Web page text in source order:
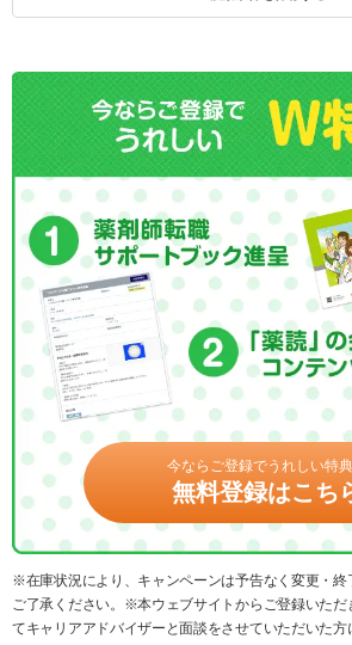
今ならご登録でうれしい特典
無料登録はこち
※在庫状況により、キャンペーンは予告なく変更・終
ご了承ください。※本ウェブサイトからご登録いただ
てキャリアアドバイザーと面談をさせていただいた方